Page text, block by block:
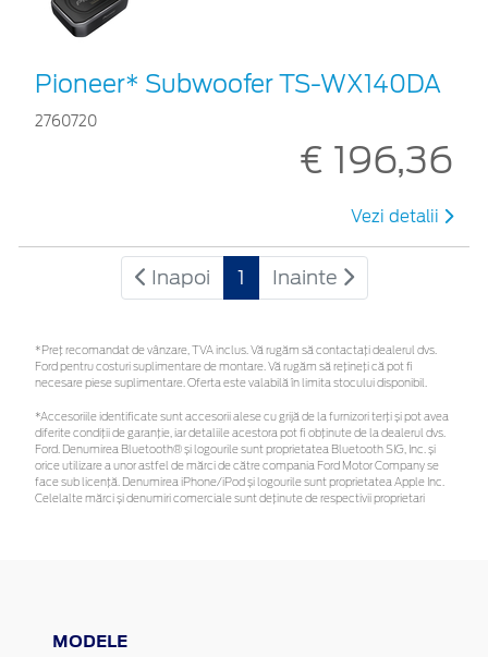
Pioneer* Subwoofer TS-WX140DA
2760720
€ 196,36
Vezi detalii
Inapoi 1 Inainte
*Preţ recomandat de vânzare, TVA inclus. Vă rugăm să contactaţi dealerul dvs.
Ford pentru costuri suplimentare de montare. Vă rugăm să rețineți că pot fi
necesare piese suplimentare. Oferta este valabilă în limita stocului disponibil.
*Accesoriile identificate sunt accesorii alese cu grijă de la furnizori terți și pot avea
diferite condiții de garanție, iar detaliile acestora pot fi obținute de la dealerul dvs.
Ford. Denumirea Bluetooth® și logourile sunt proprietatea Bluetooth SIG, Inc. și
orice utilizare a unor astfel de mărci de către compania Ford Motor Company se
face sub licență. Denumirea iPhone/iPod și logourile sunt proprietatea Apple Inc.
Celelalte mărci și denumiri comerciale sunt deținute de respectivii proprietari
MODELE